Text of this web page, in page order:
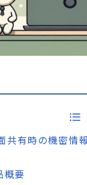
有時の機密情
要